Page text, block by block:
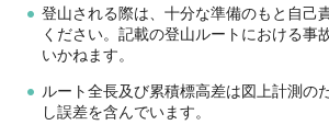
登山される際は、十分な準備のもと自己
ください。記載の登山ルートにおける事
いかねます。
ルート全長及び累積標高差は図上計測の
し誤差を含んでいます。